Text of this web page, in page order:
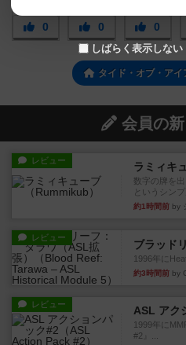
0 0 0
タイド・オブ・ア
会員の
レビュー ラミィキ
数字の牌を
というシン
約1時間前 by
レビュー
ブラッド
1996年に
約3時間前 by
レビュー ASL アク
1999年に
#2』...
しばらく表示しない